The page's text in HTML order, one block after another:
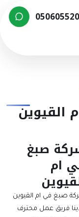
القيوين
صبغ
ام
صبغ في ام القيوين
فريق عمل محترف